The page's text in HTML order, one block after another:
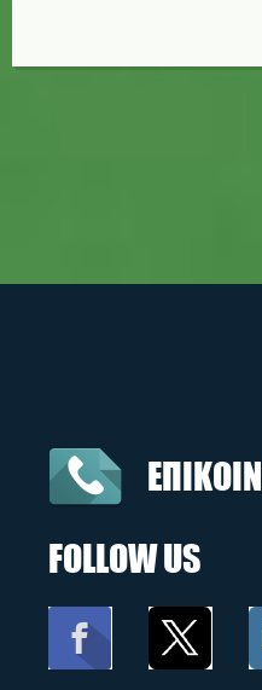
FOLLOW US